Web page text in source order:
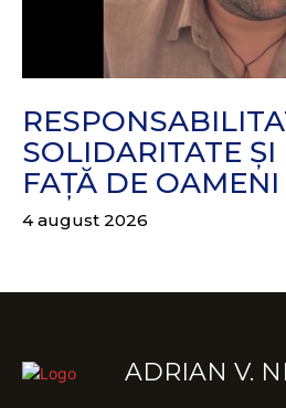
SOLIDARITATE ȘI
FAȚĂ DE OAMENI
4 august 2026
ADRIAN V.